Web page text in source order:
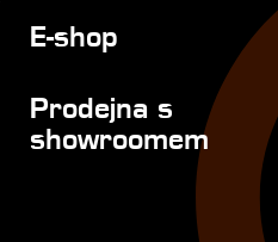
E-shop
Prodejna s
showroomem